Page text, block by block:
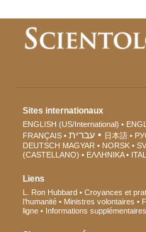
Sites internationaux
ENGLISH (US/International)
FRANÇAIS
עברית 日本語
DEUTSCH MAGYAR NORSK
(CASTELLANO)
ΕΛΛΗΝΙΚA
Liens
L. Ron Hubbard Croyances et
l’humanité
Ministres volontaires
ligne
Informations supplémentaires